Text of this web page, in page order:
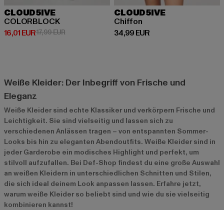
CLOUD5IVE
COLORBLOCK
16,01 EUR
Derzeitiger Preis: 16,01 EUR
17,99 EURAktionspreis: 17,99 EUR
CLOUD5IVE
Chiffon
34,99 EUR
Derzeitiger Preis: 34,99 EUR
Weiße Kleider: Der Inbegriff von Frische und
Eleganz
Weiße Kleider sind echte Klassiker und verkörpern Frische und
Leichtigkeit. Sie sind vielseitig und lassen sich zu
verschiedenen Anlässen tragen – von entspannten Sommer-
Looks bis hin zu eleganten Abendoutfits. Weiße Kleider sind in
jeder Garderobe ein modisches Highlight und perfekt, um
stilvoll aufzufallen. Bei Def-Shop findest du eine große Auswahl
an weißen Kleidern in unterschiedlichen Schnitten und Stilen,
die sich ideal deinem Look anpassen lassen. Erfahre jetzt,
warum weiße Kleider so beliebt sind und wie du sie vielseitig
kombinieren kannst!